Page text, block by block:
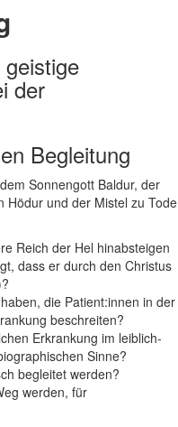
der
Begleitung
Sonnengott Baldur, der
Hödur und der Mistel zu Tode
Reich der Hel hinabsteigen
dass er durch den Christus
die Patient:innen in der
beschreiten?
Erkrankung im leiblich-
Sinne?
begleitet werden?
werden, für